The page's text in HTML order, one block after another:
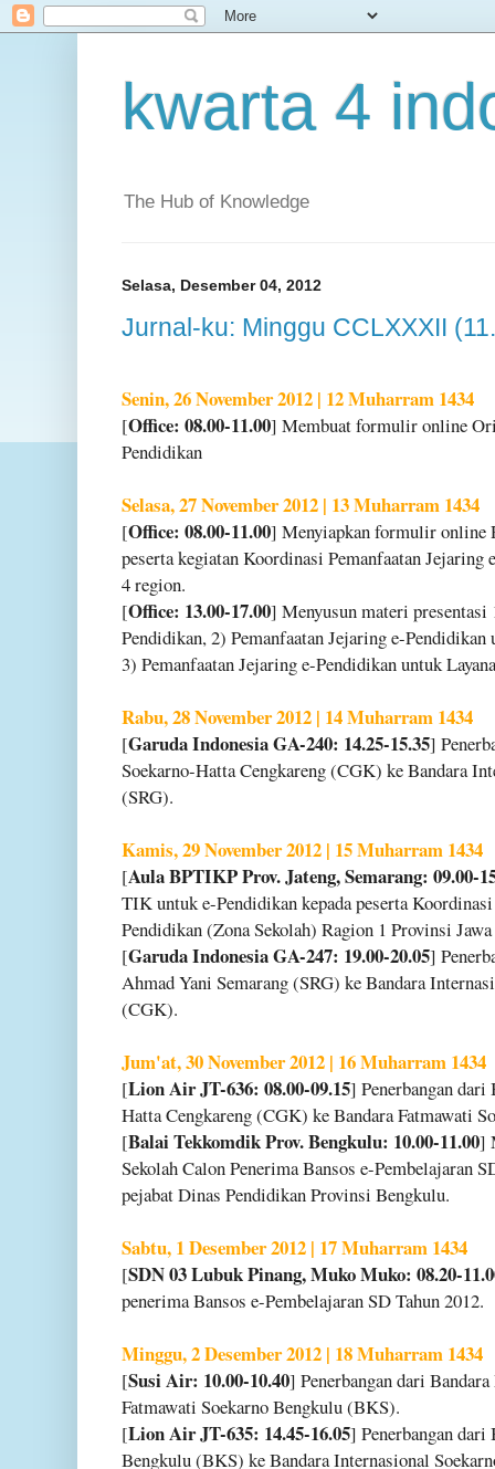
kwarta 4
The Hub of Knowledge
Selasa, Desember 04, 2012
Jurnal-ku: Minggu CCLXXXII
Senin, 26 November 2012 | 12 Muharram 1434
[Office: 08.00-11.00] Membuat formulir online
Pendidikan
Selasa, 27 November 2012 | 13 Muharram 1434
[Office: 08.00-11.00] Menyiapkan formulir online
peserta kegiatan Koordinasi Pemanfaatan
4 region.
[Office: 13.00-17.00] Menyusun materi
Pendidikan, 2) Pemanfaatan Jejaring e-Pendidikan
3) Pemanfaatan Jejaring e-Pendidikan untuk
Rabu, 28 November 2012 | 14 Muharram 1434
[Garuda Indonesia GA-240: 14.25-15.35]
Soekarno-Hatta Cengkareng (CGK) ke Bandara
(SRG).
Kamis, 29 November 2012 | 15 Muharram 1434
[Aula BPTIKP Prov. Jateng, Semarang: 09.00-
TIK untuk e-Pendidikan kepada peserta
Pendidikan (Zona Sekolah) Ragion 1 Provinsi Jawa
[Garuda Indonesia GA-247: 19.00-20.05]
Ahmad Yani Semarang (SRG) ke Bandara
(CGK).
Jum'at, 30 November 2012 | 16 Muharram 1434
[Lion Air JT-636: 08.00-09.15] Penerbangan
Hatta Cengkareng (CGK) ke Bandara Fatmawati
[Balai Tekkomdik Prov. Bengkulu: 10.00-11.00]
Sekolah Calon Penerima Bansos e-Pembelajaran
pejabat Dinas Pendidikan Provinsi Bengkulu.
Sabtu, 1 Desember 2012 | 17 Muharram 1434
[SDN 03 Lubuk Pinang, Muko Muko: 08.20-
penerima Bansos e-Pembelajaran SD Tahun 2012.
Minggu, 2 Desember 2012 | 18 Muharram 1434
[Susi Air: 10.00-10.40] Penerbangan dari
Fatmawati Soekarno Bengkulu (BKS).
[Lion Air JT-635: 14.45-16.05] Penerbangan dari
Bengkulu (BKS) ke Bandara Internasional